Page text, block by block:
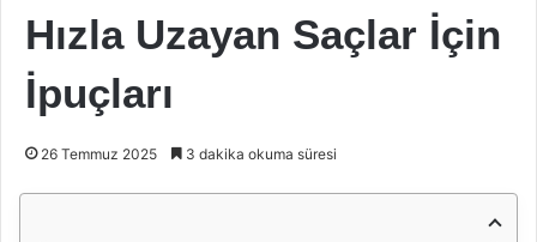
Hızla Uzayan Saçlar İçin
İpuçları
26 Temmuz 2025 3 dakika okuma süresi